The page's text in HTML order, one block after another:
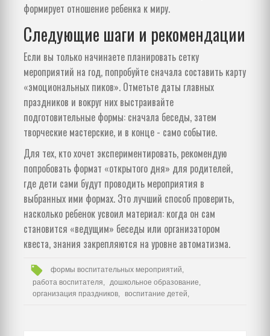
формирует отношение ребенка к миру.
Следующие шаги и рекомендации
Если вы только начинаете планировать сетку
мероприятий на год, попробуйте сначала составить карту
«эмоциональных пиков». Отметьте даты главных
праздников и вокруг них выстраивайте
подготовительные формы: сначала беседы, затем
творческие мастерские, и в конце - само событие.
Для тех, кто хочет экспериментировать, рекомендую
попробовать формат «открытого дня» для родителей,
где дети сами будут проводить мероприятия в
выбранных ими формах. Это лучший способ проверить,
насколько ребенок усвоил материал: когда он сам
становится «ведущим» беседы или организатором
квеста, знания закрепляются на уровне автоматизма.
формы воспитательных мероприятий,
работа воспитателя,
дошкольное образование,
организация праздников,
воспитание детей,